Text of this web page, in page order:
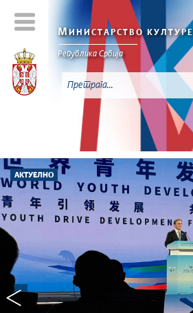
МИНИСТАРСТВО КУЛТУРЕ
Републикa Србијa
АКТУЕЛНО